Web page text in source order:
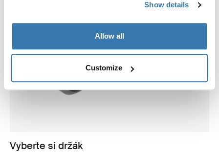
Show details
Allow all
Customize
Vyberte si držák